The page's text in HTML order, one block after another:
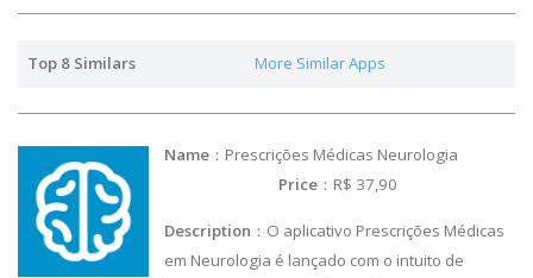
Top 8 Similars More Similar Apps
Name ：Prescrições Médicas Neurologia
Price ：R$ 37,90
Description ：O aplicativo Prescrições Médicas
em Neurologia é lançado com o intuito de